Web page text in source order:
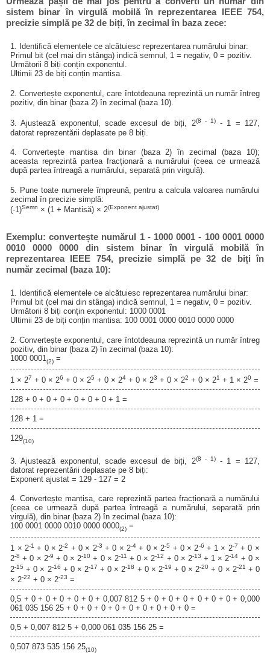
sistem binar în virgulă mobilă în reprezentarea IEEE 754,
precizie simplă pe 32 de biți, în zecimal în baza zece:
1. Identifică elementele ce alcătuiesc reprezentarea numărului binar:
Primul bit (cel mai din stânga) indică semnul, 1 = negativ, 0 = pozitiv.
Următorii 8 biți conțin exponentul.
Ultimii 23 de biți conțin mantisa.
2. Convertește exponentul, care întotdeauna reprezintă un număr întreg
pozitiv, din binar (baza 2) în zecimal (baza 10).
3. Ajustează exponentul, scade excesul de biți, 2(8 - 1)
- 1 = 127,
datorat reprezentării deplasate pe 8 biți.
4. Convertește mantisa din binar (baza 2) în zecimal (baza 10);
aceasta reprezintă partea fracționară a numărului (ceea ce urmează
după partea întreagă a numărului, separată prin virgulă).
5. Pune toate numerele împreună, pentru a calcula valoarea numărului
zecimal în precizie simplă:
(-1)Semn × (1 + Mantisă) × 2(Exponent ajustat)
Exemplu: convertește numărul 1 - 1000 0001 - 100 0001 0000
0010 0000 0000 din sistem binar în virgulă mobilă în
reprezentarea IEEE 754, precizie simplă pe 32 de biți în
număr zecimal (baza 10):
1. Identifică elementele ce alcătuiesc reprezentarea numărului binar:
Primul bit (cel mai din stânga) indică semnul, 1 = negativ, 0 = pozitiv.
Următorii 8 biți conțin exponentul: 1000 0001
Ultimii 23 de biți conțin mantisa: 100 0001 0000 0010 0000 0000
2. Convertește exponentul, care întotdeauna reprezintă un număr întreg
pozitiv, din binar (baza 2) în zecimal (baza 10):
1000 0001(2) =
1 × 27 + 0 × 26 + 0 × 25 + 0 × 24 + 0 × 23 + 0 × 22 + 0 × 21 + 1 × 20 =
128 + 0 + 0 + 0 + 0 + 0 + 0 + 1 =
128 + 1 =
129(10)
3. Ajustează exponentul, scade excesul de biți, 2(8 - 1)
- 1 = 127,
datorat reprezentării deplasate pe 8 biți:
Exponent ajustat = 129 - 127 = 2
4. Convertește mantisa, care reprezintă partea fracționară a numărului
(ceea ce urmează după partea întreagă a numărului, separată prin
virgulă), din binar (baza 2) în zecimal (baza 10):
100 0001 0000 0010 0000 0000(2) =
1 × 2-1 + 0 × 2-2 + 0 × 2-3 + 0 × 2-4+ 0 × 2-5 + 0 × 2-6 + 1 × 2-7 + 0 ×
2-8 + 0 × 2-9 + 0 × 2-10 + 0 × 2-11 + 0 × 2-12 + 0 × 2-13 + 1 × 2-14 + 0 ×
2-15 + 0 × 2-16 + 0 × 2-17 + 0 × 2-18 + 0 × 2-19 + 0 × 2-20 + 0 × 2-21 + 0
× 2-22 + 0 × 2-23 =
0,5 + 0 + 0 + 0 + 0 + 0 + 0,007 812 5 + 0 + 0 + 0 + 0 + 0 + 0 + 0,000
061 035 156 25 + 0 + 0 + 0 + 0 + 0 + 0 + 0 + 0 + 0 =
0,5 + 0,007 812 5 + 0,000 061 035 156 25 =
0,507 873 535 156 25(10)